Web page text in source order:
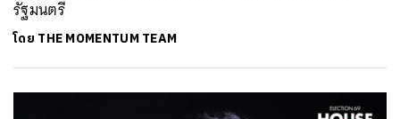
รัฐมนตรี
โดย THE MOMENTUM TEAM